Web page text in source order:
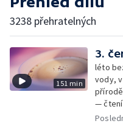
3238 přehratelných
151 min
3.
léto
vody,
— čtení
Samko